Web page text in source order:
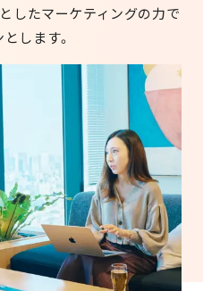
したマーケティングの力で
します。